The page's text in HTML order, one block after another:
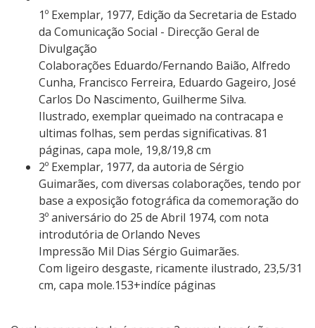
1º Exemplar, 1977, Edição da Secretaria de Estado
da Comunicação Social - Direcção Geral de
Divulgação
Colaborações Eduardo/Fernando Baião, Alfredo
Cunha, Francisco Ferreira, Eduardo Gageiro, José
Carlos Do Nascimento, Guilherme Silva.
Ilustrado, exemplar queimado na contracapa e
ultimas folhas, sem perdas significativas. 81
páginas, capa mole, 19,8/19,8 cm
2º Exemplar, 1977, da autoria de Sérgio
Guimarães, com diversas colaborações, tendo por
base a exposição fotográfica da comemoração do
3º aniversário do 25 de Abril 1974, com nota
introdutória de Orlando Neves
Impressão Mil Dias Sérgio Guimarães.
Com ligeiro desgaste, ricamente ilustrado, 23,5/31
cm, capa mole.153+indíce páginas